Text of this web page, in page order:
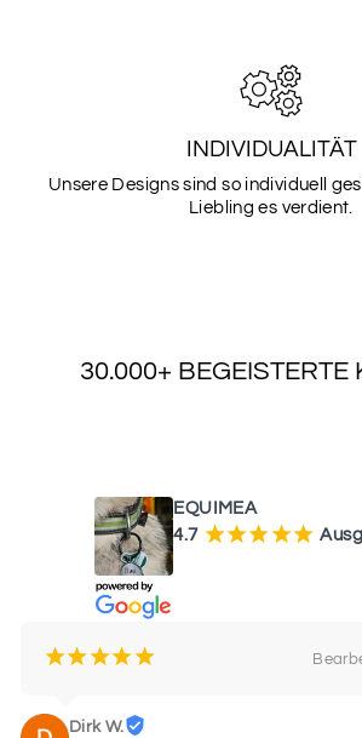
5
SCHRIFTART
INDIVIDUALITÄT
Unsere Designs sind so individuell
Liebling es verdient.
30.000+ BEGEISTERTE
EQUIMEA
4.7 ¡¡¡¡¡
¡¡¡¡¡
Dirk W.